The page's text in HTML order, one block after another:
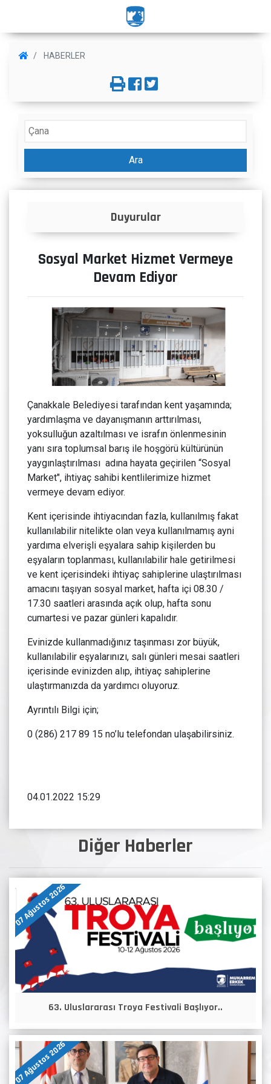
HABERLER
Diğer Haberler
07 Ağustos 2026
63. Uluslararası Troya Festivali Başlıyor..
07 Ağustos 2026
Ara
Duyurular
Sosyal Market Hizmet Vermeye
Devam Ediyor
Çanakkale Belediyesi tarafından kent yaşamında;
yardımlaşma ve dayanışmanın arttırılması,
yoksulluğun azaltılması ve israfın önlenmesinin
yanı sıra toplumsal barış ile hoşgörü kültürünün
yaygınlaştırılması adına hayata geçirilen “Sosyal
Market", ihtiyaç sahibi kentlilerimize hizmet
vermeye devam ediyor.
Kent içerisinde ihtiyacından fazla, kullanılmış fakat
kullanılabilir nitelikte olan veya kullanılmamış ayni
yardıma elverişli eşyalara sahip kişilerden bu
eşyaların toplanması, kullanılabilir hale getirilmesi
ve kent içerisindeki ihtiyaç sahiplerine ulaştırılması
amacını taşıyan sosyal market, hafta içi 08.30 /
17.30 saatleri arasında açık olup, hafta sonu
cumartesi ve pazar günleri kapalıdır.
Evinizde kullanmadığınız taşınması zor büyük,
kullanılabilir eşyalarınızı, salı günleri mesai saatleri
içerisinde evinizden alıp, ihtiyaç sahiplerine
ulaştırmanızda da yardımcı oluyoruz.
Ayrıntılı Bilgi için;
0 (286) 217 89 15 no’lu telefondan ulaşabilirsiniz.
04.01.2022 15:29